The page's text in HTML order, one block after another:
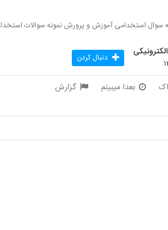
سوال استخدامی آموزش و پرورش نمونه سوالات
دنبال کردن
بعدا میبینم گزارش